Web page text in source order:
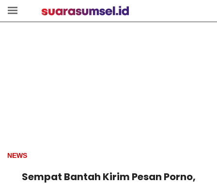
NEWS
Sempat Bantah Kirim Pesan Porno,